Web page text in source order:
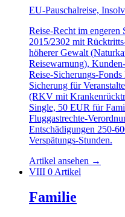
EU-Pauschalreise,
Reise-Recht im
2015/2302 mit
höherer Gewalt
Reisewarnung),
Reise-Sicherungs-
Sicherung für
(RKV mit
Single, 50 EUR für
Fluggastrechte-
Entschädigungen 250-
Verspätungs-Stunden.
Artikel ansehen →
VIII 0 Artikel
Familie